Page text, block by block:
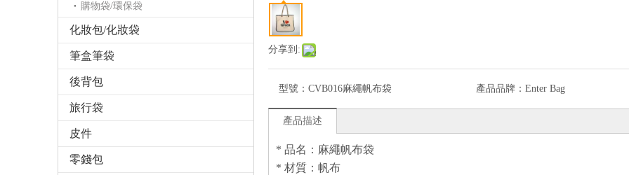
購物袋/環保袋
化妝包/化妝袋
筆盒筆袋
後背包
旅行袋
皮件
零錢包
分享到:
型號： CVB016麻繩帆布袋 產品品牌： Enter Bag
產品描述
* 品名：麻繩帆布袋
* 材質：帆布